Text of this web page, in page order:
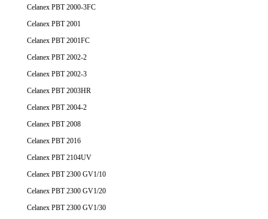
Celanex PBT 2000-3FC
Celanex PBT 2001
Celanex PBT 2001FC
Celanex PBT 2002-2
Celanex PBT 2002-3
Celanex PBT 2003HR
Celanex PBT 2004-2
Celanex PBT 2008
Celanex PBT 2016
Celanex PBT 2104UV
Celanex PBT 2300 GV1/10
Celanex PBT 2300 GV1/20
Celanex PBT 2300 GV1/30